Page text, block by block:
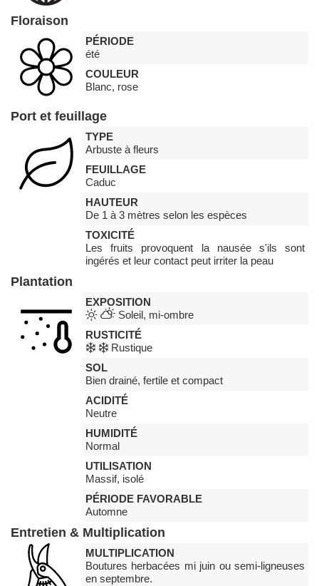
Floraison
PÉRIODE
été
COULEUR
Blanc, rose
Port et feuillage
TYPE
Arbuste à fleurs
FEUILLAGE
Caduc
HAUTEUR
De 1 à 3 mètres selon les espèces
TOXICITÉ
Les fruits provoquent la nausée s'ils sont
ingérés et leur contact peut irriter la peau
Plantation
EXPOSITION
Soleil, mi-ombre
RUSTICITÉ
Rustique
SOL
Bien drainé, fertile et compact
ACIDITÉ
Neutre
HUMIDITÉ
Normal
UTILISATION
Massif, isolé
PÉRIODE FAVORABLE
Automne
Entretien & Multiplication
MULTIPLICATION
Boutures herbacées mi juin ou semi-ligneuses
en septembre.